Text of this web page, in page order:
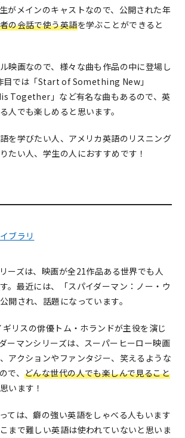
がメインのキャストなので、公開された年
の会話で使う英語を学ぶことができると
映画なので、様々な曲も作品の中に登場し
目では「Start of Something New」
Together」など有名な曲もあるので、英
人でも楽しめると思います。
を学びたい人、アメリカ英語のリスニング
たい人、学生の人におすすめです！
ブラリ
ーズは、映画が全21作品ある世界でも人
。最近には、「スパイダーマン：ノー・ウ
開され、話題になっています。
リスの俳優トム・ホランドが主役を演じ
ーマンシリーズは、スーパーヒーロー映画
アクションやファンタジー、笑えるような
で、どんな世代の人でも楽しんで見ること
います！
ては、癖の強い英語をしゃべる人もいます
まで難しい英語は使われていないと思いま